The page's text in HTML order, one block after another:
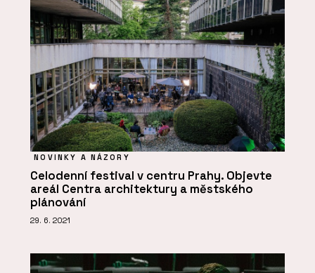
NOVINKY A NÁZORY
Celodenní festival v centru Prahy. Objevte
areál Centra architektury a městského
plánování
29. 6. 2021